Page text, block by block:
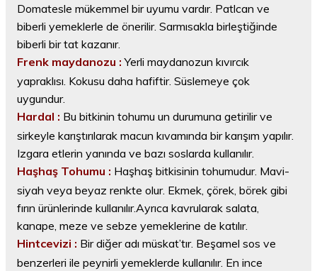
Domatesle mükemmel bir uyumu vardır. Patlcan ve
biberli yemeklerle de önerilir. Sarmısakla birleştiğinde
biberli bir tat kazanır.
Frenk maydanozu :Yerli maydanozun kıvırcık
yapraklısı. Kokusu daha hafiftir. Süslemeye çok
uygundur.
Hardal : Bu bitkinin tohumu un durumuna getirilir ve
sirkeyle karıştırılarak macun kıvamında bir karışım yapılır.
Izgara etlerin yanında ve bazı soslarda kullanılır.
Haşhaş Tohumu : Haşhaş bitkisinin tohumudur. Mavi-
siyah veya beyaz renkte olur. Ekmek, çörek, börek gibi
fırın ürünlerinde kullanılır.Ayrıca kavrularak salata,
kanape, meze ve sebze yemeklerine de katılır.
Hintcevizi : Bir diğer adı müskat’tır. Beşamel sos ve
benzerleri ile peynirli yemeklerde kullanılır. En ince